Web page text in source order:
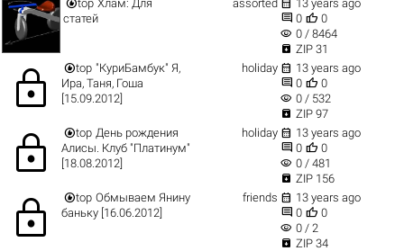
top Хлам: Для
статей
assorted 13 years ago
 0  0
visibility 0 / 8464
 ZIP 31
lock top "КуриБамбук" Я,
Ира, Таня, Гоша
[15.09.2012]
holiday  13 years ago
 0  0
visibility 0 / 532
 ZIP 97
lock top День рождения
Алисы. Клуб "Платинум"
[18.08.2012]
holiday  13 years ago
 0  0
visibility 0 / 481
 ZIP 156
lock top Обмываем Янину
баньку [16.06.2012]
friends  13 years ago
 0  0
visibility 0 / 2
 ZIP 34